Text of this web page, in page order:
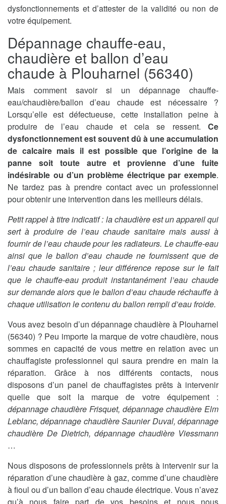
dysfonctionnements et d’attester de la validité ou non de
votre équipement.
Dépannage chauffe-eau,
chaudière et ballon d’eau
chaude à Plouharnel (56340)
Mais comment savoir si un dépannage chauffe-
eau/chaudière/ballon d’eau chaude est nécessaire ?
Lorsqu’elle est défectueuse, cette installation peine à
produire de l’eau chaude et cela se ressent. Ce
dysfonctionnement est souvent dû à une accumulation
de calcaire mais il est possible que l’origine de la
panne soit toute autre et provienne d’une fuite
indésirable ou d’un problème électrique par exemple.
Ne tardez pas à prendre contact avec un professionnel
pour obtenir une intervention dans les meilleurs délais.
Petit rappel à titre indicatif : la chaudière est un appareil qui
sert à produire de l’eau chaude sanitaire mais aussi à
fournir de l’eau chaude pour les radiateurs. Le chauffe-eau
ainsi que le ballon d’eau chaude ne fournissent que de
l’eau chaude sanitaire ; leur différence repose sur le fait
que le chauffe-eau produit instantanément l’eau chaude
sur demande alors que le ballon d’eau chaude réchauffe à
chaque utilisation le contenu du ballon rempli d’eau froide.
Vous avez besoin d’un dépannage chaudière à Plouharnel
(56340) ? Peu importe la marque de votre chaudière, nous
sommes en capacité de vous mettre en relation avec un
chauffagiste professionnel qui saura prendre en main la
réparation. Grâce à nos différents contacts, nous
disposons d’un panel de chauffagistes prêts à intervenir
quelle que soit la marque de votre équipement :
dépannage chaudière Frisquet, dépannage chaudière Elm
Leblanc, dépannage chaudière Saunier Duval, dépannage
chaudière De Dietrich, dépannage chaudière Viessmann
…
Nous disposons de professionnels prêts à intervenir sur la
réparation d’une chaudière à gaz, comme d’une chaudière
à fioul ou d’un ballon d’eau chaude électrique. Vous n’avez